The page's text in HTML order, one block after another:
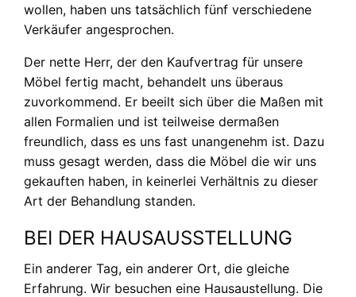
wollen, haben uns tatsächlich fünf verschiedene
Verkäufer angesprochen.
Der nette Herr, der den Kaufvertrag für unsere
Möbel fertig macht, behandelt uns überaus
zuvorkommend. Er beeilt sich über die Maßen mit
allen Formalien und ist teilweise dermaßen
freundlich, dass es uns fast unangenehm ist. Dazu
muss gesagt werden, dass die Möbel die wir uns
gekauften haben, in keinerlei Verhältnis zu dieser
Art der Behandlung standen.
BEI DER HAUSAUSSTELLUNG
Ein anderer Tag, ein anderer Ort, die gleiche
Erfahrung. Wir besuchen eine Hausaustellung. Die